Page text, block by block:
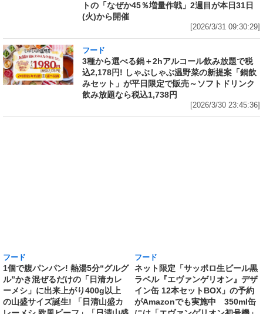
トの「なぜか45％増量作戦」2週目が本日31日
(火)から開催
[2026/3/31 09:30:29]
フード
3種から選べる鍋＋2hアルコール飲み放題で税
込2,178円! しゃぶしゃぶ温野菜の新提案「鍋飲
みセット」が平日限定で販売～ソフトドリンク
飲み放題なら税込1,738円
[2026/3/30 23:45:36]
レーメシ 欧風ビーフ」「日清山盛
ハヤシメシ デミグラス」が発売
[2026/3/30 19:25:01]
には「エヴァンゲリオン初号機」
を、500ml缶には「エヴァンゲリ
オン第13号機」のスペシャルデザ
インを採用
[2026/3/30 18:39:38]